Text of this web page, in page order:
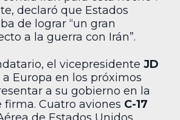
declaró que Estados
de lograr “un gran
a la guerra con Irán”.
el vicepresidente JD
a Europa en los próximos
a su gobierno en la
Cuatro aviones C-17